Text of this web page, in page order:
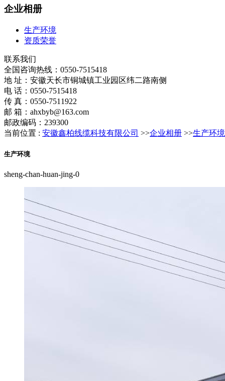
企业相册
生产环境
资质荣誉
联系我们
全国咨询热线： 0550-7515418
地 址：安徽天长市铜城镇工业园区纬二路南侧
电 话：0550-7515418
传 真：0550-7511922
邮 箱：ahxbyb@163.com
邮政编码：239300
当前位置 : 安徽鑫柏线缆科技有限公司 >>企业相册 >>生产环境
生产环境
sheng-chan-huan-jing-0